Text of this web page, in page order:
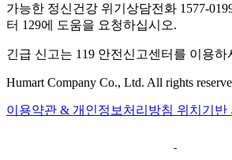
가능한 정신건강 위기상담전화 1577-
터 129에 도움을 요청하십시오.
긴급 신고는 119 안전신고센터를 이용하
Humart Company Co., Ltd. All rights
이용약관 & 개인정보처리방침 위치기반